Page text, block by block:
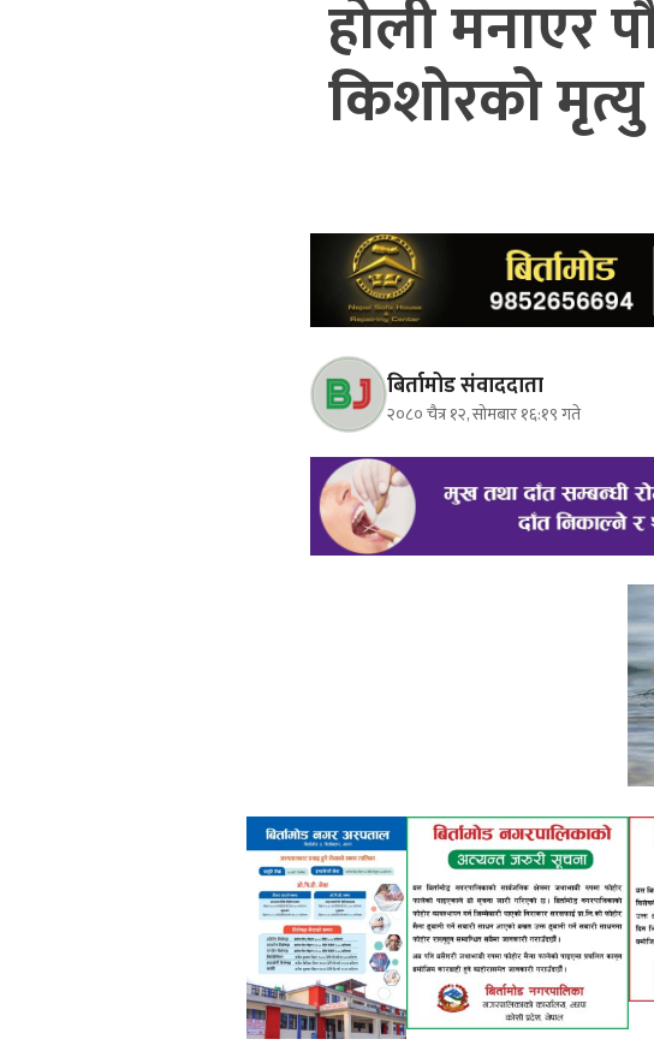
होली मनाएर
किशोरको मृत्यु
बिर्तामोड संवाददाता
२०८० चैत्र १२, सोमबार १६:१९ गते